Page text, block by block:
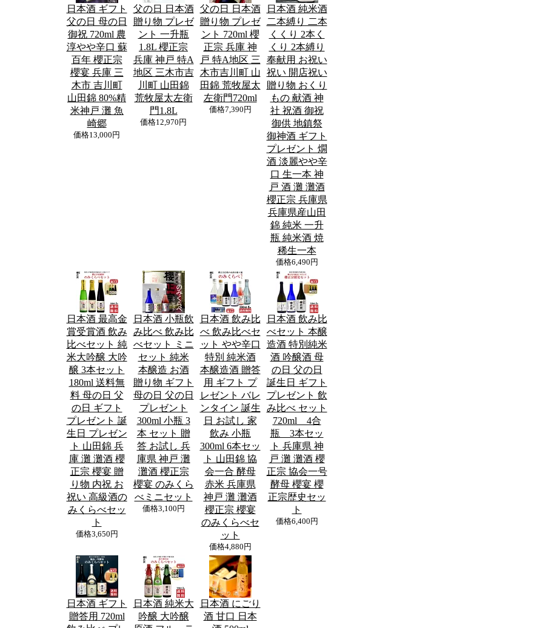
日本酒 ギフト
父の日 母の日
御祝 720ml 農
淳やや辛口 蘇
百年 櫻正宗
櫻宴 兵庫 三
木市 吉川町
山田錦 80%精
米神戸 灘 魚
崎郷
価格13,000円
父の日 日本酒
贈り物 プレゼ
ント 一升瓶
1.8L 櫻正宗
兵庫 神戸 特A
地区 三木市吉
川町 山田錦
荒牧屋太左衛
門1.8L
価格12,970円
父の日 日本酒
贈り物 プレゼ
ント 720ml 櫻
正宗 兵庫 神
戸 特A地区 三
木市吉川町 山
田錦 荒牧屋太
左衛門720ml
価格7,390円
日本酒 純米酒
二本縛り 二本
くくり 2本く
くり 2本縛り
奉献用 お祝い
祝い 開店祝い
贈り物 おくり
もの 献酒 神
社 祝酒 御祝
御供 地鎮祭
御神酒 ギフト
プレゼント 燗
酒 淡麗やや辛
口 生一本 神
戸 酒 灘 灘酒
櫻正宗 兵庫県
兵庫県産山田
錦 純米 一升
瓶 純米酒 焼
稀生一本
価格6,490円
日本酒 最高金
賞受賞酒 飲み
比べセット 純
米大吟醸 大吟
醸 3本セット
180ml 送料無
料 母の日 父
の日 ギフト
プレゼント 誕
生日 プレゼン
ト 山田錦 兵
庫 灘 灘酒 櫻
正宗 櫻宴 贈
り物 内祝 お
祝い 高級酒の
みくらべセッ
ト
価格3,650円
日本酒 小瓶飲
み比べ 飲み比
べセット ミニ
セット 純米
本醸造 お酒
贈り物 ギフト
母の日 父の日
プレゼント
300ml 小瓶 3
本 セット 贈
答 お試し 兵
庫県 神戸 灘
灘酒 櫻正宗
櫻宴 のみくら
べミニセット
価格3,100円
日本酒 飲み比
べ 飲み比べセ
ット やや辛口
特別 純米酒
本醸造酒 贈答
用 ギフト プ
レゼント バレ
ンタイン 誕生
日 お試し 家
飲み 小瓶
300ml 6本セッ
ト 山田錦 協
会一合 酵母
赤米 兵庫県
神戸 灘 灘酒
櫻正宗 櫻宴
のみくらべセ
ット
価格4,880円
日本酒 飲み比
べセット 本醸
造酒 特別純米
酒 吟醸酒 母
の日 父の日
誕生日 ギフト
プレゼント 飲
み比べ セット
720ml 4合
瓶 3本セッ
ト 兵庫県 神
戸 灘 灘酒 櫻
正宗 協会一号
酵母 櫻宴 櫻
正宗歴史セッ
ト
価格6,400円
日本酒 ギフト
贈答用 720ml
日本酒 純米大
吟醸 大吟醸
日本酒 にごり
酒 甘口 日本